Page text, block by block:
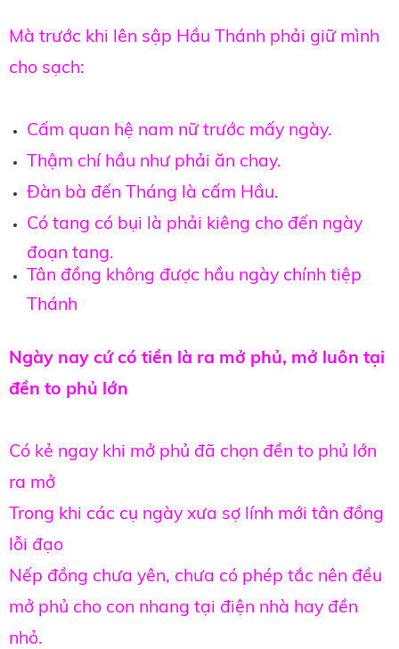
Mà trước khi lên sập Hầu Thánh phải giữ mình
cho sạch:
Cấm quan hệ nam nữ trước mấy ngày.
Thậm chí hầu như phải ăn chay.
Đàn bà đến Tháng là cấm Hầu.
Có tang có bụi là phải kiêng cho đến ngày
đoạn tang.
Tân đồng không được hầu ngày chính tiệp
Thánh
Ngày nay cứ có tiền là ra mở phủ, mở luôn tại
đền to phủ lớn
Có kẻ ngay khi mở phủ đã chọn đền to phủ lớn
ra mở
Trong khi các cụ ngày xưa sợ lính mới tân đồng
lỗi đạo
Nếp đồng chưa yên, chưa có phép tắc nên đều
mở phủ cho con nhang tại điện nhà hay đền
nhỏ.